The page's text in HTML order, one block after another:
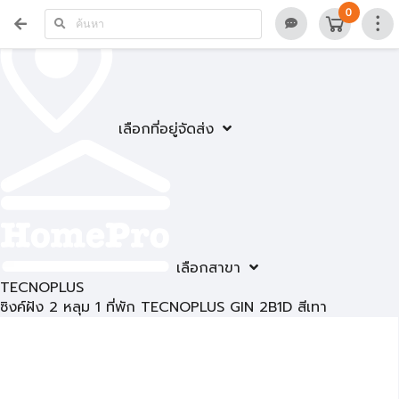
เลือกที่อยู่จัดส่ง
เลือกสาขา
0
TECNOPLUS
ซิงค์ฝัง 2 หลุม 1 ที่พัก TECNOPLUS GIN 2B1D สีเทา